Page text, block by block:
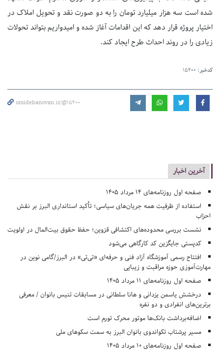
شده است سه هزار میلیارد تومان را به دو صورت نقد و تحویل املاک در
اختیار پروژه قرار دهد که این اقدامات آغاز شده و امیدواریم بتواند تحولات
زیادی را در روند احداث طرح ایجاد کند.
کدخبر: 15400
omidebanovan.ir/@15400
آخرین اخبار
صفحه اول روزنامه‌های 14 مرداد 1405
استفاده از ظرفیت همه جریان‌های سیاسی؛ تأکید استانداری البرز بر نقش
احزاب
نشست بررسی محدوده‌های اکتشافی قزوین؛ حفظ حقوق بیت‌المال در اولویت
کدپستی جایگزین کد کارگاهی می‌شود
افتتاح رسمی آموزشگاه آزاد فنی و حرفه‌ای «تی‌تی» در البرز/گامی نوین در
مهارت‌آموزی حوزه مراقبت و زیبایی
صفحه اول روزنامه‌های 11 مرداد 1405
درخشش یاسمن یزدانی و هانا سلطانی در مسابقات تنیس بانوان / معرفی
برترین‌های انفرادی و دو نفره
اضافه‌برداشت بانک‌ها موتور محرک تورم است
مسیر پرشتاب تکواندوی بانوان البرز به سمت سکوهای ملی
صفحه اول روزنامه‌های 10 مرداد 1405